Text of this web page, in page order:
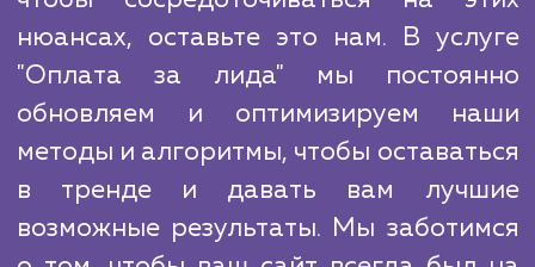
обещаний, которые не можем выполнить.
цель - достичь конкретных
предоставить вам качественные
которые вы действительно готовы